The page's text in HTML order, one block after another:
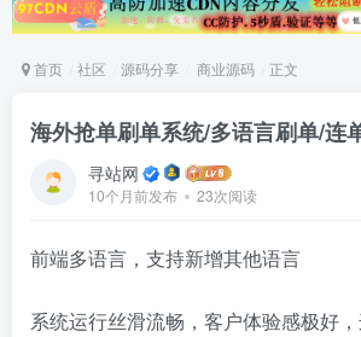
首页 社区 源码分享 商业源码 正文
海外抢单刷单系统/多语言刷单/连
寻站网
10个月前发布 23次阅读
前端多语言，支持新增其他语言
系统运行丝滑流畅，客户体验感极好